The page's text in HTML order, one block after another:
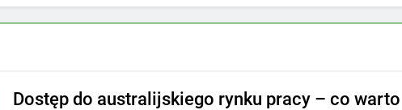
Dostęp do australijskiego rynku pracy – co warto